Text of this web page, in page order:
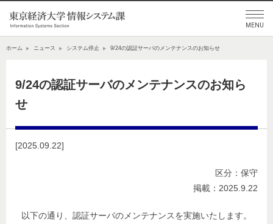
ホーム ニュース システム停止 9/24の認証サーバのメンテナンスのお知らせ
9/24の認証サーバのメンテナンスのお知ら
せ
[2025.09.22]
区分：保守
掲載：2025.9.22
以下の通り、認証サーバのメンテナンスを実施いたします。